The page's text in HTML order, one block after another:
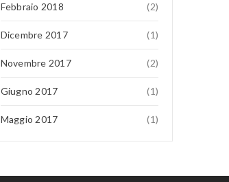
Febbraio 2018 (2)
Dicembre 2017 (1)
Novembre 2017 (2)
Giugno 2017 (1)
Maggio 2017 (1)